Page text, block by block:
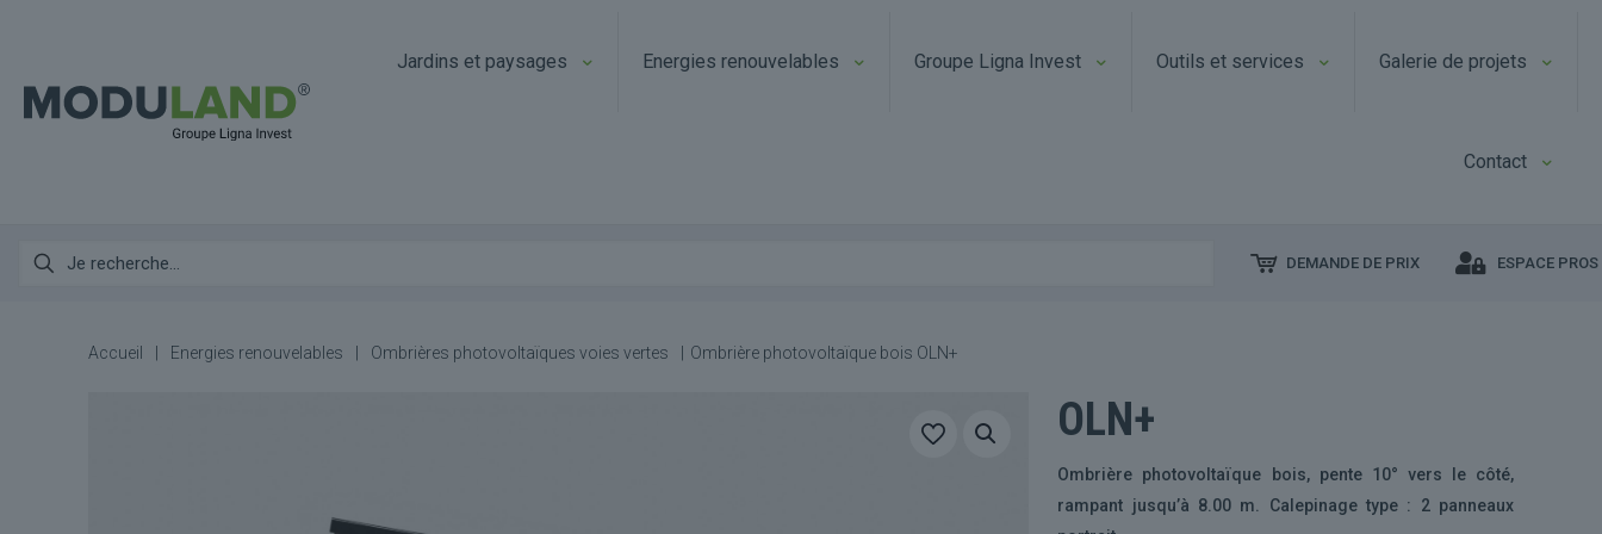
Jardins et paysages Energies renouvelables Groupe Ligna Invest Outils et services Galerie de projets
Contact
DEMANDE DE PRIX ESPACE PROS
Accueil Energies renouvelables Ombrières photovoltaïques voies vertes Ombrière photovoltaïque bois OLN+
OLN+
Ombrière photovoltaïque bois, pente 10° vers le côté,
rampant jusqu’à 8.00 m. Calepinage type : 2 panneaux